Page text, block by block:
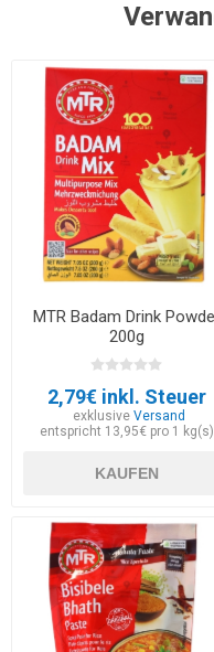
MTR Badam Drink
200g
2,79€ inkl. Steuer
exklusiveVersand
entspricht 13,95€ pro 1 kg(s)
KAUFEN